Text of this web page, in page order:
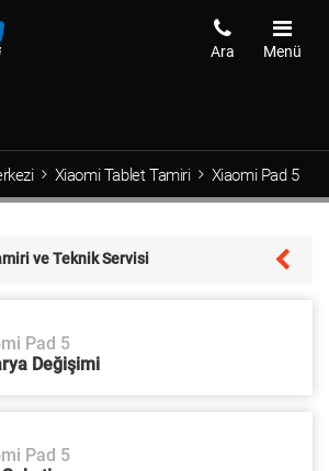
Menü
Ara
Xiaomi Tablet Tamiri Xiaomi Pad 5
ve Teknik Servisi
Pad 5
Değişimi
Pad 5